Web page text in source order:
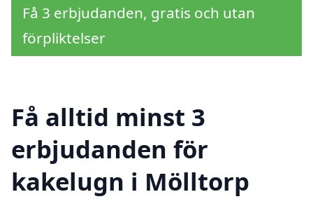
Få 3 erbjudanden, gratis och utan
förpliktelser
Få alltid minst 3
erbjudanden för
kakelugn i Mölltorp